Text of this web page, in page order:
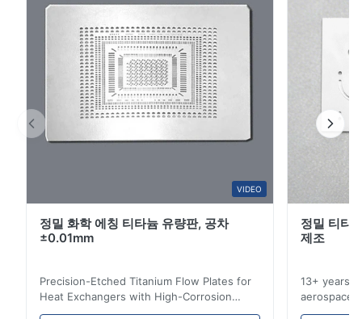
단단한 관용을 제공합니다. 에칭 과정 우리는광화학석재
(화학 밀링)금속 껍질을 제조하기 위해: 재료 청소● 원료
금속 가닥 은 철저 히 청소 ...
Nov 6.2025
The nameplates are designed very beautifully.
VIDEO
정밀 화학 에칭 티타늄 유량판, 공차
±0.01mm
Precision-Etched Titanium Flow Plates for
Heat Exchangers with High-Corrosion
Resistance Flow Plate Overview Xinhaisen
정밀 티타
제조
13+ years
aerospace,